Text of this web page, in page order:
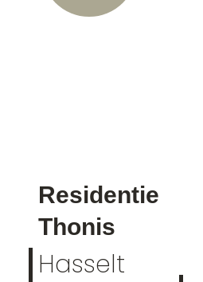
Residentie
Thonis
Hasselt